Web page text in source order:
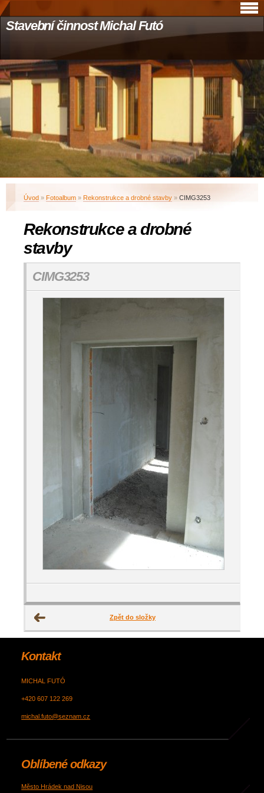
Stavební činnost Michal Futó
Úvod » Fotoalbum » Rekonstrukce a drobné stavby » CIMG3253
Rekonstrukce a drobné
stavby
CIMG3253
Zpět do složky
Kontakt
MICHAL FUTÓ
+420 607 122 269
michal.futo@seznam.cz
Oblíbené odkazy
Město Hrádek nad Nisou